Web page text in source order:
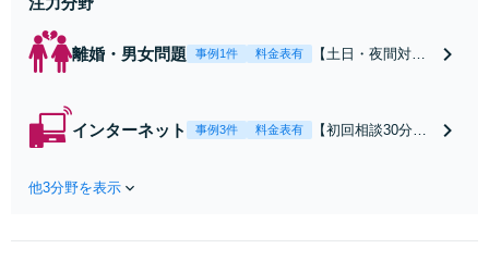
離婚・男女問題 事例1件 料金表有
【土日・夜間対応
れたら、サインす
インターネット 事例3件 料金表有
【初回相談30分無
報開示請求をおこ
他3分野を表示